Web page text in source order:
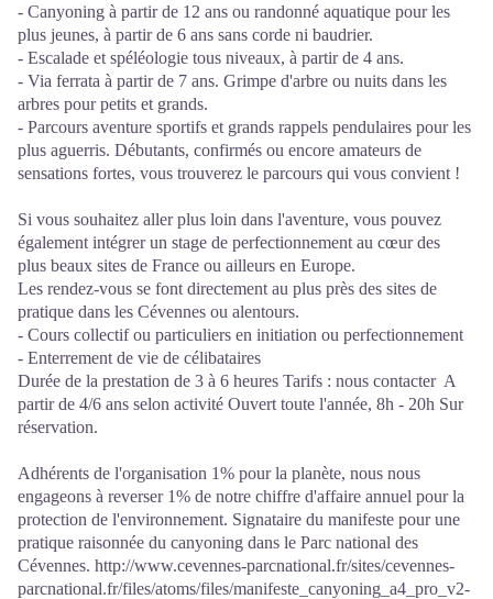
- Canyoning à partir de 12 ans ou randonné aquatique pour les
plus jeunes, à partir de 6 ans sans corde ni baudrier.
- Escalade et spéléologie tous niveaux, à partir de 4 ans.
- Via ferrata à partir de 7 ans. Grimpe d'arbre ou nuits dans les
arbres pour petits et grands.
- Parcours aventure sportifs et grands rappels pendulaires pour les
plus aguerris. Débutants, confirmés ou encore amateurs de
sensations fortes, vous trouverez le parcours qui vous convient !
Si vous souhaitez aller plus loin dans l'aventure, vous pouvez
également intégrer un stage de perfectionnement au cœur des
plus beaux sites de France ou ailleurs en Europe.
Les rendez-vous se font directement au plus près des sites de
pratique dans les Cévennes ou alentours.
- Cours collectif ou particuliers en initiation ou perfectionnement
- Enterrement de vie de célibataires
Durée de la prestation de 3 à 6 heures Tarifs : nous contacter A
partir de 4/6 ans selon activité Ouvert toute l'année, 8h - 20h Sur
réservation.
Adhérents de l'organisation 1% pour la planète, nous nous
engageons à reverser 1% de notre chiffre d'affaire annuel pour la
protection de l'environnement. Signataire du manifeste pour une
pratique raisonnée du canyoning dans le Parc national des
Cévennes. http://www.cevennes-parcnational.fr/sites/cevennes-
parcnational.fr/files/atoms/files/manifeste_canyoning_a4_pro_v2-